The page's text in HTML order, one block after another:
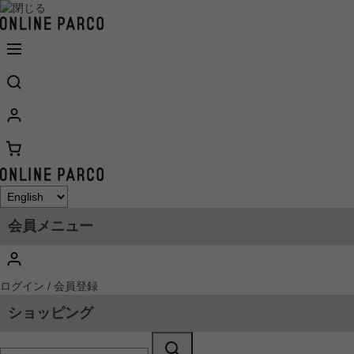
会員メニュー
ログイン / 会員登録
ショッピング